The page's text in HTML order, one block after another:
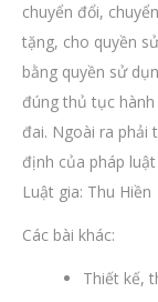
chuyển đổi,
tặng, cho quyền
bằng quyền sử
đúng thủ tục
đai. Ngoài ra phải
định của pháp
Luật gia: Thu Hiền
Các bài khác:
Thiết kế,